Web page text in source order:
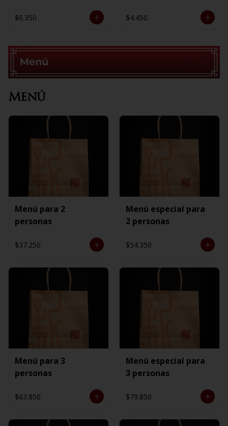
$6.350 $4.450
Menú
Menú para 2
personas
$37.250
Menú especial para
2 personas
$54.350
Menú para 3
personas
$63.850
Menú especial para
3 personas
$79.850